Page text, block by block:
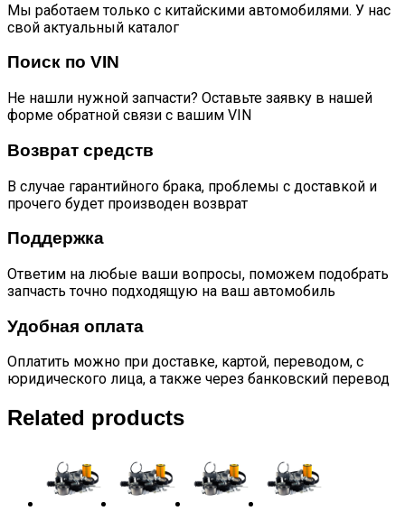
Мы работаем только с китайскими автомобилями. У нас
свой актуальный каталог
Поиск по VIN
Не нашли нужной запчасти? Оставьте заявку в нашей
форме обратной связи с вашим VIN
Возврат средств
В случае гарантийного брака, проблемы с доставкой и
прочего будет производен возврат
Поддержка
Ответим на любые ваши вопросы, поможем подобрать
запчасть точно подходящую на ваш автомобиль
Удобная оплата
Оплатить можно при доставке, картой, переводом, с
юридического лица, а также через банковский перевод
Related products